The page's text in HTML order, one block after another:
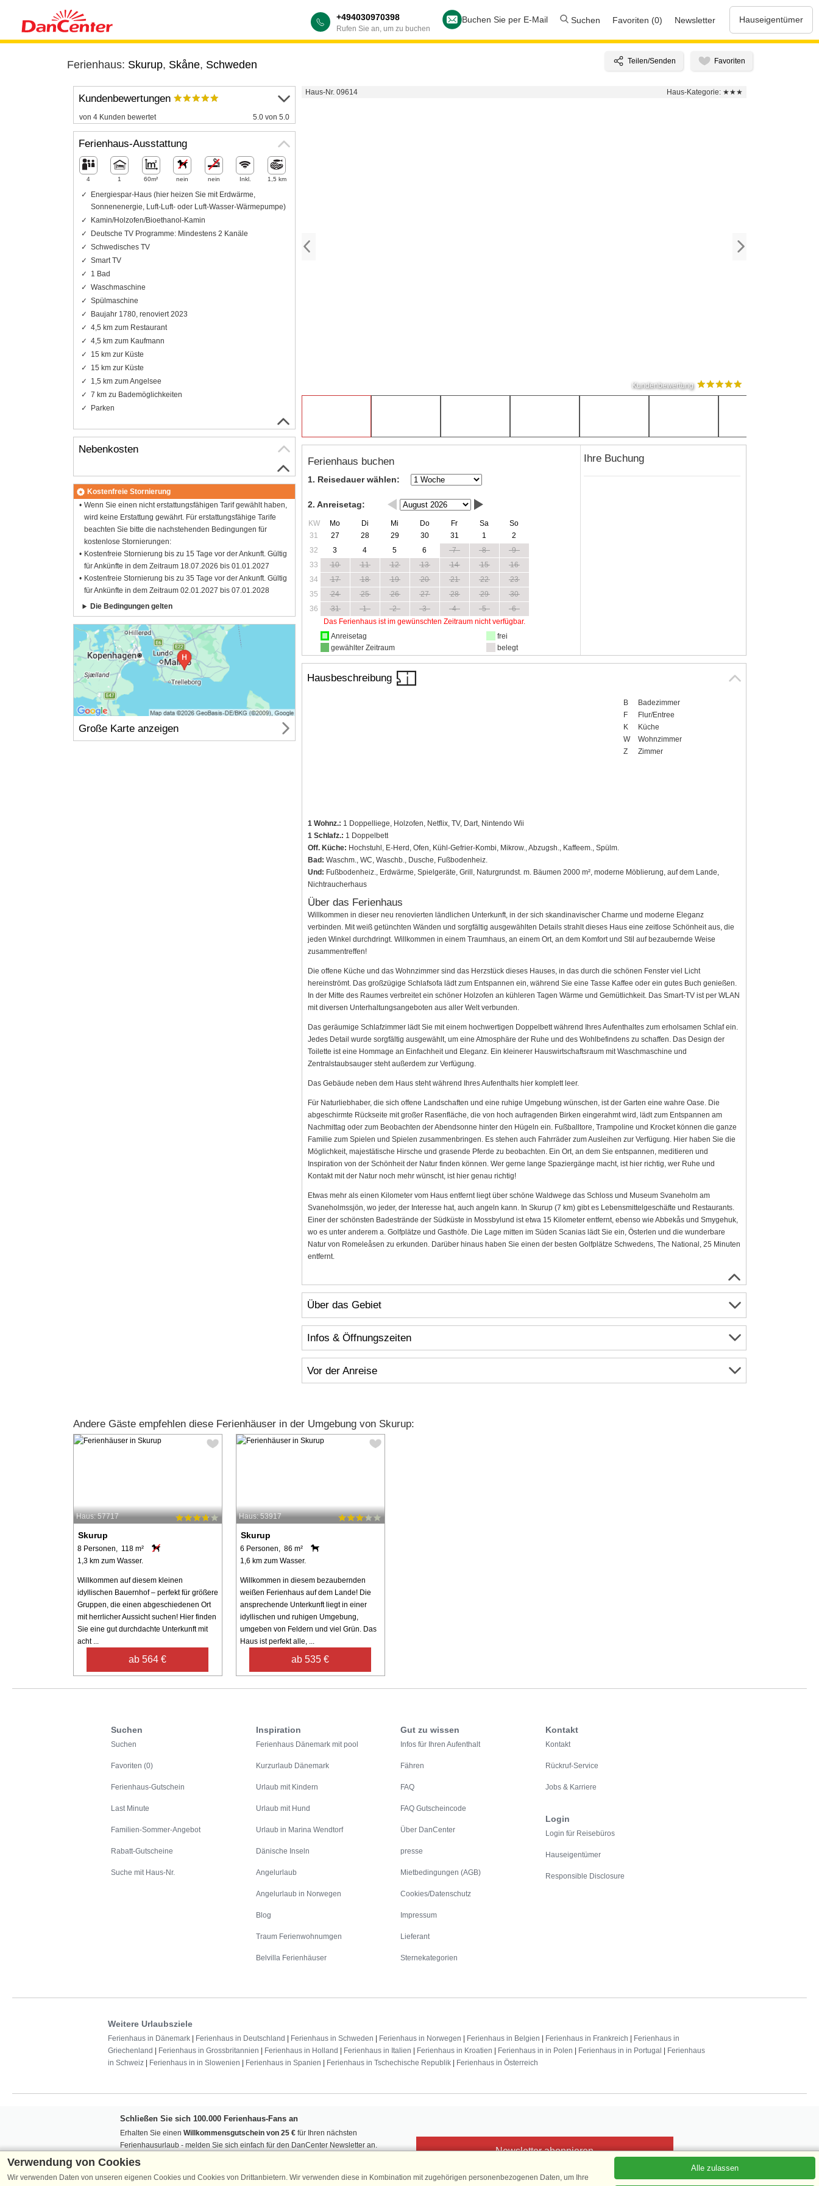
+494030970398
Rufen Sie an, um zu buchen
Buchen Sie per E-Mail Suchen Favoriten (0) Newsletter Hauseigentümer
Ferienhaus: Skurup, Skåne, Schweden
Haus-Nr. 09614 Haus-Kategorie: ★★★
Kundenbewertung
Ferienhaus buchen
1. Reisedauer wählen:
2. Anreisetag:
KW Mo Di Mi Do Fr Sa
So
31
27 28 29 30 31 1
2
32
3 4 5 6 7 8
9
33
10 11 12 13 14 15
16
34
17 18 19 20 21 22
23
35
24 25 26 27 28 29
30
36
31 1 2 3 4 5
6
Das Ferienhaus ist im gewünschten Zeitraum nicht verfügbar.
Anreisetag
gewählter Zeitraum
frei
belegt
Ihre Buchung
Hausbeschreibung
B
Badezimmer
F
Flur/Entree
K
Küche
W
Wohnzimmer
Z
Zimmer
1 Wohnz.: 1 Doppelliege, Holzofen, Netflix, TV, Dart, Nintendo Wii
1 Schlafz.: 1 Doppelbett
Off. Küche: Hochstuhl, E-Herd, Ofen, Kühl-Gefrier-Kombi, Mikrow., Abzugsh., Kaffeem., Spülm.
Bad: Waschm., WC, Waschb., Dusche, Fußbodenheiz.
Und: Fußbodenheiz., Erdwärme, Spielgeräte, Grill, Naturgrundst. m. Bäumen 2000 m², moderne Möblierung, auf dem Lande,
Nichtraucherhaus
Über das Ferienhaus
Willkommen in dieser neu renovierten ländlichen Unterkunft, in der sich skandinavischer Charme und moderne Eleganz
verbinden. Mit weiß getünchten Wänden und sorgfältig ausgewählten Details strahlt dieses Haus eine zeitlose Schönheit aus, die
jeden Winkel durchdringt. Willkommen in einem Traumhaus, an einem Ort, an dem Komfort und Stil auf bezaubernde Weise
zusammentreffen!
Die offene Küche und das Wohnzimmer sind das Herzstück dieses Hauses, in das durch die schönen Fenster viel Licht
hereinströmt. Das großzügige Schlafsofa lädt zum Entspannen ein, während Sie eine Tasse Kaffee oder ein gutes Buch genießen.
In der Mitte des Raumes verbreitet ein schöner Holzofen an kühleren Tagen Wärme und Gemütlichkeit. Das Smart-TV ist per WLAN
mit diversen Unterhaltungsangeboten aus aller Welt verbunden.
Das geräumige Schlafzimmer lädt Sie mit einem hochwertigen Doppelbett während Ihres Aufenthaltes zum erholsamen Schlaf ein.
Jedes Detail wurde sorgfältig ausgewählt, um eine Atmosphäre der Ruhe und des Wohlbefindens zu schaffen. Das Design der
Toilette ist eine Hommage an Einfachheit und Eleganz. Ein kleinerer Hauswirtschaftsraum mit Waschmaschine und
Zentralstaubsauger steht außerdem zur Verfügung.
Das Gebäude neben dem Haus steht während Ihres Aufenthalts hier komplett leer.
Für Naturliebhaber, die sich offene Landschaften und eine ruhige Umgebung wünschen, ist der Garten eine wahre Oase. Die
abgeschirmte Rückseite mit großer Rasenfläche, die von hoch aufragenden Birken eingerahmt wird, lädt zum Entspannen am
Nachmittag oder zum Beobachten der Abendsonne hinter den Hügeln ein. Fußballtore, Trampoline und Krocket können die ganze
Familie zum Spielen und Spielen zusammenbringen. Es stehen auch Fahrräder zum Ausleihen zur Verfügung. Hier haben Sie die
Möglichkeit, majestätische Hirsche und grasende Pferde zu beobachten. Ein Ort, an dem Sie entspannen, meditieren und
Inspiration von der Schönheit der Natur finden können. Wer gerne lange Spaziergänge macht, ist hier richtig, wer Ruhe und
Kontakt mit der Natur noch mehr wünscht, ist hier genau richtig!
Etwas mehr als einen Kilometer vom Haus entfernt liegt über schöne Waldwege das Schloss und Museum Svaneholm am
Svaneholmssjön, wo jeder, der Interesse hat, auch angeln kann. In Skurup (7 km) gibt es Lebensmittelgeschäfte und Restaurants.
Einer der schönsten Badestrände der Südküste in Mossbylund ist etwa 15 Kilometer entfernt, ebenso wie Abbekås und Smygehuk,
wo es unter anderem a. Golfplätze und Gasthöfe. Die Lage mitten im Süden Scanias lädt Sie ein, Österlen und die wunderbare
Natur von Romeleåsen zu erkunden. Darüber hinaus haben Sie einen der besten Golfplätze Schwedens, The National, 25 Minuten
entfernt.
Über das Gebiet
Infos & Öffnungszeiten
Vor der Anreise
Kundenbewertungen
von 4 Kunden bewertet 5.0 von 5.0
Ferienhaus-Ausstattung
4 1 60m² nein nein Inkl. 1,5 km
Energiespar-Haus (hier heizen Sie mit Erdwärme,
Sonnenenergie, Luft-Luft- oder Luft-Wasser-Wärmepumpe)
Kamin/Holzofen/Bioethanol-Kamin
Deutsche TV Programme: Mindestens 2 Kanäle
Schwedisches TV
Smart TV
1 Bad
Waschmaschine
Spülmaschine
Baujahr 1780, renoviert 2023
4,5 km zum Restaurant
4,5 km zum Kaufmann
15 km zur Küste
15 km zur Küste
1,5 km zum Angelsee
7 km zu Bademöglichkeiten
Parken
Nebenkosten
Kostenfreie Stornierung
Wenn Sie einen nicht erstattungsfähigen Tarif gewählt haben,
wird keine Erstattung gewährt. Für erstattungsfähige Tarife
beachten Sie bitte die nachstehenden Bedingungen für
kostenlose Stornierungen:
Kostenfreie Stornierung bis zu 15 Tage vor der Ankunft. Gültig
für Ankünfte in dem Zeitraum 18.07.2026 bis 01.01.2027
Kostenfreie Stornierung bis zu 35 Tage vor der Ankunft. Gültig
für Ankünfte in dem Zeitraum 02.01.2027 bis 07.01.2028
Die Bedingungen gelten
Große Karte anzeigen
Andere Gäste empfehlen diese Ferienhäuser in der Umgebung von Skurup:
Haus: 57717
Skurup
8 Personen, 118 m²
1,3 km zum Wasser.
Willkommen auf diesem kleinen
idyllischen Bauernhof – perfekt für größere
Gruppen, die einen abgeschiedenen Ort
mit herrlicher Aussicht suchen! Hier finden
Sie eine gut durchdachte Unterkunft mit
acht ...
ab 564 €
Haus: 53917
Skurup
6 Personen, 86 m²
1,6 km zum Wasser.
Willkommen in diesem bezaubernden
weißen Ferienhaus auf dem Lande! Die
ansprechende Unterkunft liegt in einer
idyllischen und ruhigen Umgebung,
umgeben von Feldern und viel Grün. Das
Haus ist perfekt alle, ...
ab 535 €
Suchen
Suchen
Favoriten (0)
Ferienhaus-Gutschein
Last Minute
Familien-Sommer-Angebot
Rabatt-Gutscheine
Suche mit Haus-Nr.
Inspiration
Ferienhaus Dänemark mit pool
Kurzurlaub Dänemark
Urlaub mit Kindern
Urlaub mit Hund
Urlaub in Marina Wendtorf
Dänische Inseln
Angelurlaub
Angelurlaub in Norwegen
Blog
Traum Ferienwohnumgen
Belvilla Ferienhäuser
Gut zu wissen
Infos für Ihren Aufenthalt
Fähren
FAQ
FAQ Gutscheincode
Über DanCenter
presse
Mietbedingungen (AGB)
Cookies/Datenschutz
Impressum
Lieferant
Sternekategorien
Kontakt
Kontakt
Rückruf-Service
Jobs & Karriere
Login
Login für Reisebüros
Hauseigentümer
Responsible Disclosure
Weitere Urlaubsziele
Ferienhaus in Dänemark Ferienhaus in Deutschland Ferienhaus in Schweden Ferienhaus in Norwegen Ferienhaus in Belgien Ferienhaus in Frankreich
Ferienhaus in
Griechenland
Ferienhaus in Grossbritannien Ferienhaus in Holland Ferienhaus in Italien Ferienhaus in Kroatien Ferienhaus in in Polen Ferienhaus in in Portugal
Ferienhaus
in Schweiz
Ferienhaus in in Slowenien Ferienhaus in Spanien Ferienhaus in Tschechische Republik Ferienhaus in Österreich
Schließen Sie sich 100.000 Ferienhaus-Fans an
Erhalten Sie einen Willkommensgutschein von 25 € für Ihren nächsten
Ferienhausurlaub - melden Sie sich einfach für den DanCenter Newsletter an.
Verpassen Sie nie wieder exklusive Angebote, Gewinnspiele und Urlaubstipps!
Newsletter abonnieren
Verwendung von Cookies
Wir verwenden Daten von unseren eigenen Cookies und Cookies von Drittanbietern. Wir verwenden diese in Kombination mit zugehörigen personenbezogenen Daten, um Ihre
Alle zulassen